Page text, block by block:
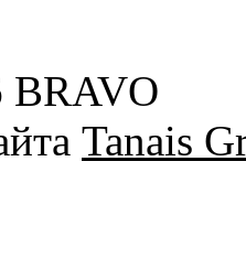
BRAVO
Tanais